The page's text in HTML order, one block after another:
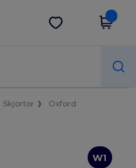
Hämta app
Skjortor
Oxford
W1